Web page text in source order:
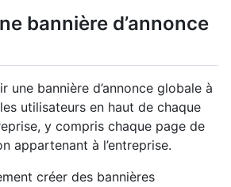
bannière d’annonce
une bannière d’annonce globale à
utilisateurs en haut de chaque
y compris chaque page de
appartenant à l’entreprise.
créer des bannières